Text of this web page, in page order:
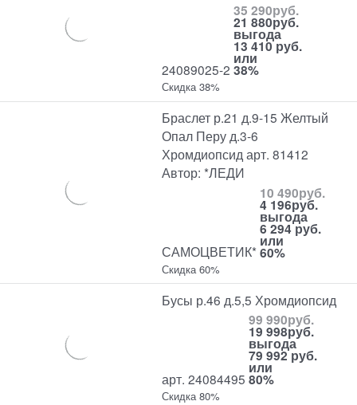
24089025-2
35 290руб.
21 880руб.
выгода
13 410 руб.
или
38%
Скидка 38%
Браслет р.21 д.9-15 Желтый
Опал Перу д.3-6
Хромдиопсид арт. 81412
Автор: *ЛЕДИ
САМОЦВЕТИК*
10 490руб.
4 196руб.
выгода
6 294 руб.
или
60%
Скидка 60%
Бусы р.46 д.5,5 Хромдиопсид
арт. 24084495
99 990руб.
19 998руб.
выгода
79 992 руб.
или
80%
Скидка 80%